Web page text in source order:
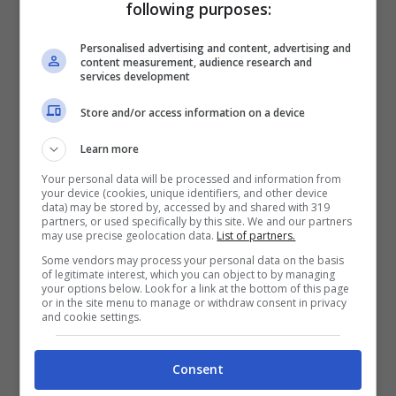
chiaramente bisogno di un giocatore in grado
di leggere gli spostamenti dei compagni,
giocando il pallone in avanti e in particolar
modo negli interspazi.
Moro: al posto giusto al
momento giusto
Ed è qui che entra in scena NikolaMoro, il
croato infatti è il miglior interprete possibile
per giocare in verticale, dal momento che è il
Bologna
registrare l’indice più alto di precisione
following purposes:
Personalised advertising and content, advertising and
content measurement, audience research and
services development
Store and/or access information on a device
Learn more
Your personal data will be processed and information from
your device (cookies, unique identifiers, and other device
data) may be stored by, accessed by and shared with 319
partners, or used specifically by this site. We and our partners
may use precise geolocation data. List of partners.
Some vendors may process your personal data on the basis
of legitimate interest, which you can object to by managing
your options below. Look for a link at the bottom of this page
or in the site menu to manage or withdraw consent in privacy
and cookie settings.
Consent